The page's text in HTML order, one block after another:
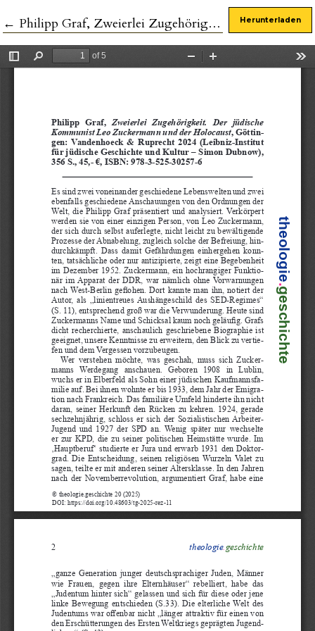
← Zu Artikeldetails zurückkehren
Philipp Graf, Zweierlei Zugehörigkeit. Der jüdische Kommunist Leo Zuckermann und der Holocaust Herunterladen